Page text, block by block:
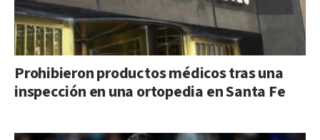
Prohibieron productos médicos tras una
inspección en una ortopedia en Santa Fe